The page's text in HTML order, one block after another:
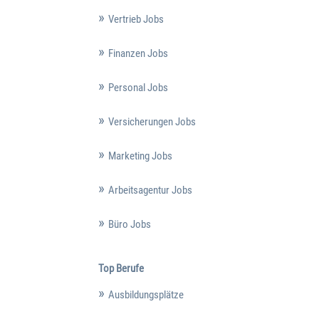
Vertrieb Jobs
Finanzen Jobs
Personal Jobs
Versicherungen Jobs
Marketing Jobs
Arbeitsagentur Jobs
Büro Jobs
Top Berufe
Ausbildungsplätze